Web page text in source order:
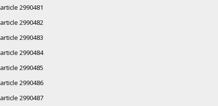
article 2990481
article 2990482
article 2990483
article 2990484
article 2990485
article 2990486
article 2990487